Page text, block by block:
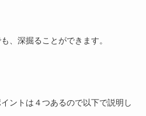
、深掘ることができます。
ントは ４つあるので以下で説明し